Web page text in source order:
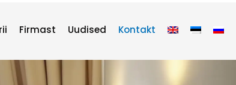
Firmast Uudised Kontakt